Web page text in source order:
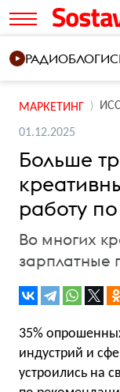
РАДИОБЛОГИ
МАРКЕТИНГ
01.12.2025
Больше
работу
Во многих
зарплатные
35%
индустрий и
устроились на